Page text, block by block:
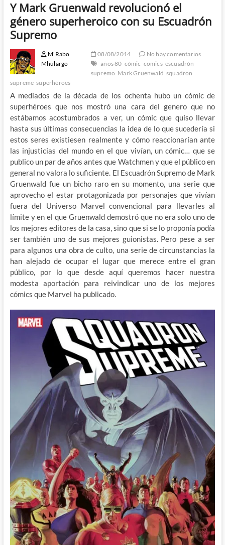
Y Mark Gruenwald revolucionó el
género superheroico con su Escuadrón
Supremo
M'Rabo
Mhulargo
08/08/2014
No hay comentarios
años 80 cómic comics escuadrón
supremo Mark Gruenwald squadron
supreme superhéroes
A mediados de la década de los ochenta hubo un cómic de
superhéroes que nos mostró una cara del genero que no
estábamos acostumbrados a ver, un cómic que quiso llevar
hasta sus últimas consecuencias la idea de lo que sucedería si
estos seres existiesen realmente y cómo reaccionarían ante
las injusticias del mundo en el que vivían, un cómic… que se
publico un par de años antes que Watchmen y que el público en
general no valora lo suficiente. El Escuadrón Supremo de Mark
Gruenwald fue un bicho raro en su momento, una serie que
aprovecho el estar protagonizada por personajes que vivían
fuera del Universo Marvel convencional para llevarles al
límite y en el que Gruenwald demostró que no era solo uno de
los mejores editores de la casa, sino que si se lo proponía podía
ser también uno de sus mejores guionistas. Pero pese a ser
para algunos una obra de culto, una serie de circunstancias la
han alejado de ocupar el lugar que merece entre el gran
público, por lo que desde aquí queremos hacer nuestra
modesta aportación para reivindicar uno de los mejores
cómics que Marvel ha publicado.